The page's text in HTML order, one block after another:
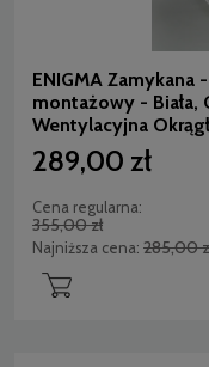
ENIGMA
montażowy - Biała,
Wentylacyjna
289,00 zł
Cena regularna:
355,00 zł
Najniższa cena: 285,00